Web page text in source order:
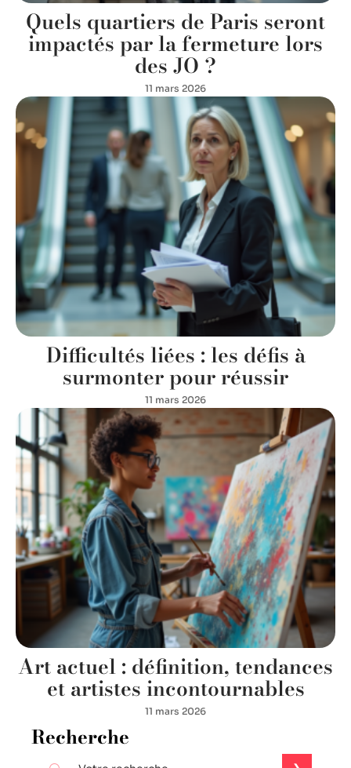
Quels quartiers de Paris seront
impactés par la fermeture lors
des JO ?
11 mars 2026
Difficultés liées : les défis à
surmonter pour réussir
11 mars 2026
Art actuel : définition, tendances
et artistes incontournables
11 mars 2026
Recherche